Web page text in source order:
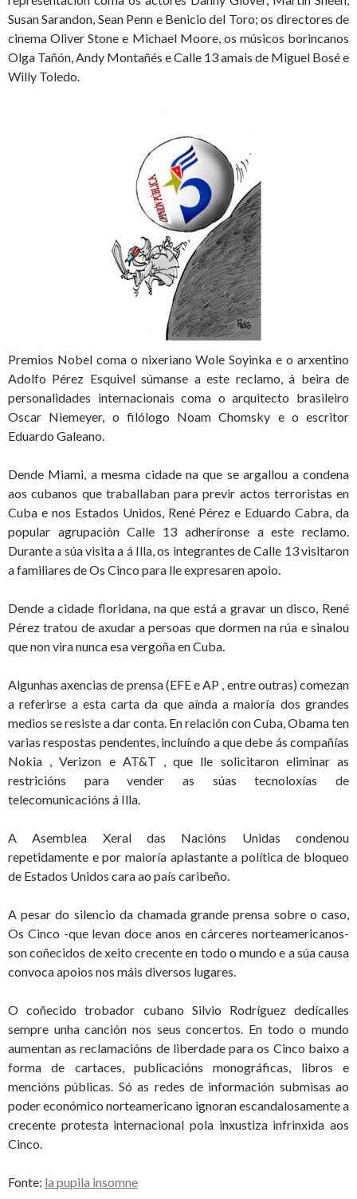
Susan Sarandon, Sean Penn e Benicio del Toro; os directores de
cinema Oliver Stone e Michael Moore, os músicos borincanos
Olga Tañón, Andy Montañés e Calle 13 amais de Miguel Bosé e
Willy Toledo.
Premios Nobel coma o nixeriano Wole Soyinka e o arxentino
Adolfo Pérez Esquivel súmanse a este reclamo, á beira de
personalidades internacionais coma o arquitecto brasileiro
Oscar Niemeyer, o filólogo Noam Chomsky e o escritor
Eduardo Galeano.
Dende Miami, a mesma cidade na que se argallou a condena
aos cubanos que traballaban para previr actos terroristas en
Cuba e nos Estados Unidos, René Pérez e Eduardo Cabra, da
popular agrupación Calle 13 adheríronse a este reclamo.
Durante a súa visita a á Illa, os integrantes de Calle 13 visitaron
a familiares de Os Cinco para lle expresaren apoio.
Dende a cidade floridana, na que está a gravar un disco, René
Pérez tratou de axudar a persoas que dormen na rúa e sinalou
que non vira nunca esa vergoña en Cuba.
Algunhas axencias de prensa (EFE e AP , entre outras) comezan
a referirse a esta carta da que aínda a maioría dos grandes
medios se resiste a dar conta. En relación con Cuba, Obama ten
varias respostas pendentes, incluíndo a que debe ás compañías
Nokia , Verizon e AT&T , que lle solicitaron eliminar as
restricións para vender as súas tecnoloxías de
telecomunicacións á Illa.
A Asemblea Xeral das Nacións Unidas condenou
repetidamente e por maioría aplastante a política de bloqueo
de Estados Unidos cara ao país caribeño.
A pesar do silencio da chamada grande prensa sobre o caso,
Os Cinco -que levan doce anos en cárceres norteamericanos-
son coñecidos de xeito crecente en todo o mundo e a súa causa
convoca apoios nos máis diversos lugares.
O coñecido trobador cubano Silvio Rodríguez dedícalles
sempre unha canción nos seus concertos. En todo o mundo
aumentan as reclamacións de liberdade para os Cinco baixo a
forma de cartaces, publicacións monográficas, libros e
mencións públicas. Só as redes de información submisas ao
poder económico norteamericano ignoran escandalosamente a
crecente protesta internacional pola inxustiza infrinxida aos
Cinco.
Fonte: la pupila insomne